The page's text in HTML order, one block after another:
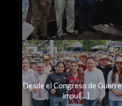
Desde el Congreso de
impul[...]